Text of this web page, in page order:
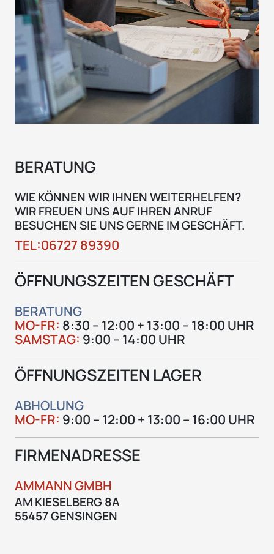
BERATUNG
WIE KÖNNEN WIR IHNEN WEITERHELFEN?
WIR FREUEN UNS AUF IHREN ANRUF
BESUCHEN SIE UNS GERNE IM GESCHÄFT.
TEL:06727 89390
ÖFFNUNGSZEITEN GESCHÄFT
BERATUNG
MO-FR: 8:30 – 12:00 + 13:00 – 18:00 UHR
SAMSTAG: 9:00 – 14:00 UHR
ÖFFNUNGSZEITEN LAGER
ABHOLUNG
MO-FR: 9:00 – 12:00 + 13:00 – 16:00 UHR
FIRMENADRESSE
AMMANN GMBH
AM KIESELBERG 8A
55457 GENSINGEN